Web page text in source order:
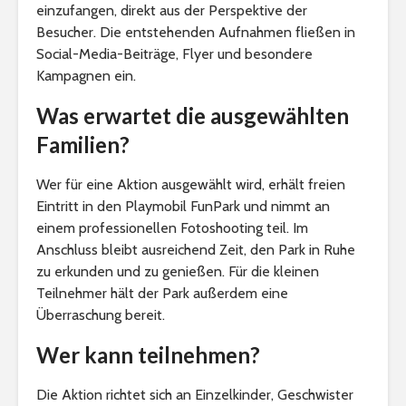
einzufangen, direkt aus der Perspektive der
Besucher. Die entstehenden Aufnahmen fließen in
Social-Media-Beiträge, Flyer und besondere
Kampagnen ein.
Was erwartet die ausgewählten
Familien?
Wer für eine Aktion ausgewählt wird, erhält freien
Eintritt in den Playmobil FunPark und nimmt an
einem professionellen Fotoshooting teil. Im
Anschluss bleibt ausreichend Zeit, den Park in Ruhe
zu erkunden und zu genießen. Für die kleinen
Teilnehmer hält der Park außerdem eine
Überraschung bereit.
Wer kann teilnehmen?
Die Aktion richtet sich an Einzelkinder, Geschwister